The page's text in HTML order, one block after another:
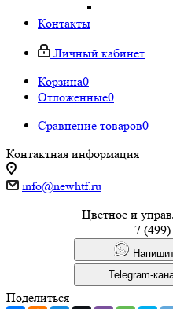
Контакты
Личный кабинет
Корзина0
Отложенные0
Сравнение товаров0
Контактная информация
info@newhtf.ru
Цветное и
+7
Telegram-
Поделиться